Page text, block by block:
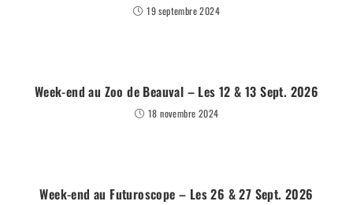
19 septembre 2024
Week-end au Zoo de Beauval – Les 12 & 13 Sept. 2026
18 novembre 2024
Week-end au Futuroscope – Les 26 & 27 Sept. 2026